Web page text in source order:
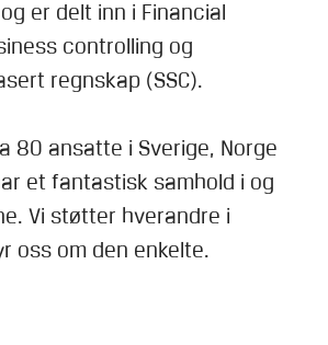
er delt inn i Financial
controlling og
regnskap (SSC).
80 ansatte i Sverige, Norge
et fantastisk samhold i og
Vi støtter hverandre i
oss om den enkelte.